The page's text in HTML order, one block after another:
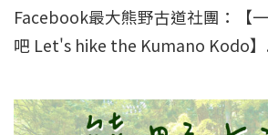
Facebook最大熊野古道社團：【
吧 Let's hike the Kumano Kodo】